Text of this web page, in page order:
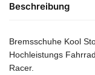
Beschreibung
Bremsschuhe Kool
Hochleistungs
Racer.